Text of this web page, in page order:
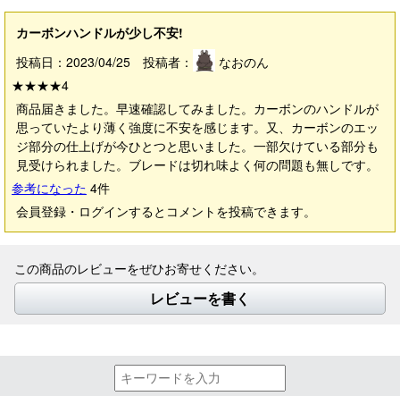
カーボンハンドルが少し不安!
投稿日：2023/04/25 投稿者：
なおのん
★★★★4
商品届きました。早速確認してみました。カーボンのハンドルが
思っていたより薄く強度に不安を感じます。又、カーボンのエッ
ジ部分の仕上げが今ひとつと思いました。一部欠けている部分も
見受けられました。ブレードは切れ味よく何の問題も無しです。
参考になった 4件
会員登録・ログインするとコメントを投稿できます。
この商品のレビューをぜひお寄せください。
レビューを書く